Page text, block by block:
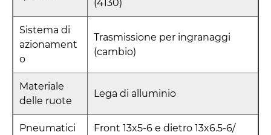
(4130)
Sistema di
azionament
o
Trasmissione per ingranaggi
(cambio)
Materiale
delle ruote
Lega di alluminio
Pneumatici
Front 13x5-6 e dietro 13x6.5-6/